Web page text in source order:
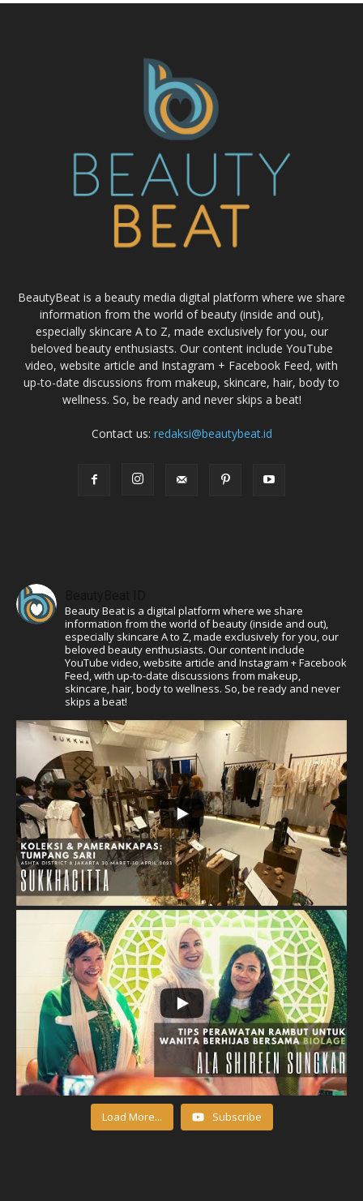
BeautyBeat is a beauty media digital platform where we share
information from the world of beauty (inside and out),
especially skincare A to Z, made exclusively for you, our
beloved beauty enthusiasts. Our content include YouTube
video, website article and Instagram + Facebook Feed, with
up-to-date discussions from makeup, skincare, hair, body to
wellness. So, be ready and never skips a beat!
Contact us: redaksi@beautybeat.id
Beauty Beat is a digital platform where we share
information from the world of beauty (inside and out),
especially skincare A to Z, made exclusively for you, our
beloved beauty enthusiasts. Our content include
YouTube video, website article and Instagram + Facebook
Feed, with up-to-date discussions from makeup,
skincare, hair, body to wellness. So, be ready and never
skips a beat!
Load More... Subscribe